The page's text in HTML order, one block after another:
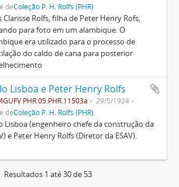
deColeção P. H. Rolfs (PHR)
Clarisse Rolfs, filha de Peter Henry Rofs,
para foto em um alambique. O
era utilizado para o processo de
do caldo de cana para posterior
Lisboa e Peter Henry Rolfs
PHR.05.PHR.11503a
29/5/1924
deColeção P. H. Rolfs (PHR)
Lisboa (engenheiro chefe da construção da
e Peter Henry Rolfs (Diretor da ESAV).
Resultados 1 até 30 de 53